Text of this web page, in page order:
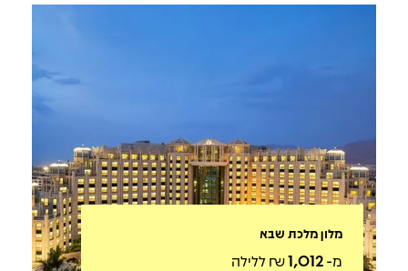
מלון מלכת שבא
מ-1,012₪ ללילה